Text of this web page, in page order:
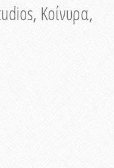
Κοίνυρα,